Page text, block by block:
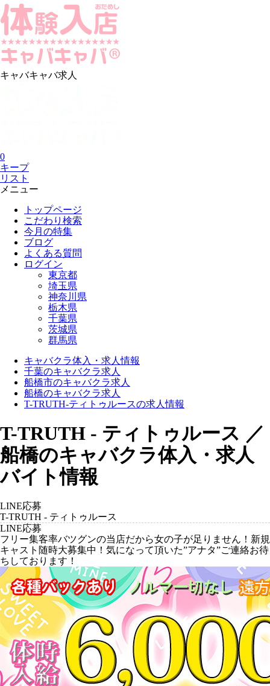
キャバキャバ求人
0
キープ
リスト
メニュー
トップページ
こだわり検索
今月の特集
ブログ
よくある質問
ログイン
東京都
埼玉県
神奈川県
栃木県
千葉県
茨城県
群馬県
キャバクラ体入・求人情報
千葉のキャバクラ求人
船橋市のキャバクラ求人
船橋のキャバクラ求人
T-TRUTH-ティトゥルースの求人情報
T-TRUTH - ティトゥルース ／
船橋のキャバクラ体入・求人
バイト情報
LINE応募
T-TRUTH - ティトゥルース
LINE応募
フリー集客率バツグンの当店だから女の子が足りません！新規
キャスト随時大募集中！気になって頂いた”アナタ”ご連絡お待
ちしております！